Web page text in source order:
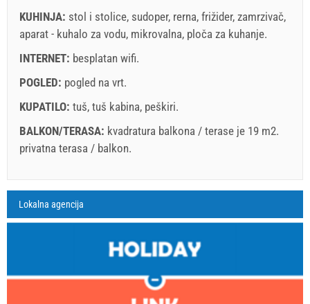
Uveti i odredbe dobavljača
Rezervirajte i čekajte na potvrdu
Ukoliko ne želite odmah rezervisati i imate još pitanja,
upišite ih ispod i kliknite ˝Pošalji upit˝.
Pošalji upit
KUHINJA: stol i stolice, sudoper, rerna, frižider, zamrzivač,
aparat - kuhalo za vodu, mikrovalna, ploča za kuhanje.
INTERNET: besplatan wifi.
POGLED: pogled na vrt.
KUPATILO: tuš, tuš kabina, peškiri.
BALKON/TERASA: kvadratura balkona / terase je 19 m2.
privatna terasa / balkon.
A3 Apartment (2+2) : Prices 2026 EUR
16.07.2026.
09.09.2026.
10.09.2026.
171.43 EUR
Legenda: termini s red pozadinom su rezervirani
august 2026
MO TU WE TH FR
1
5
Polja označena s zvedicom (*) su obavezna!
Lokalna agencija